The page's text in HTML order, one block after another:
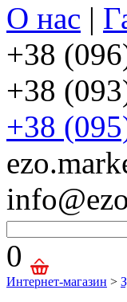
О нас |
+38
+38
+38
0
Интернет-магазин >